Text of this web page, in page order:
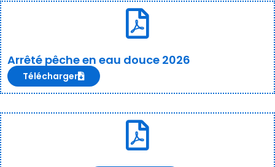
Arrêté pêche en eau douce 2026
Télécharger